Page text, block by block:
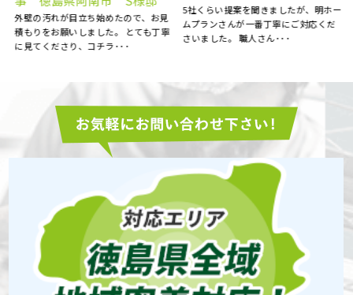
外壁の汚れが目立ち始めたので、お見
積もりをお願いしました。 とても丁寧
に見てくださり、コチラ･･･
5社くらい提案を聞きましたが、明ホー
ムプランさんが一番丁寧にご対応くだ
さいました。 職人さん･･･